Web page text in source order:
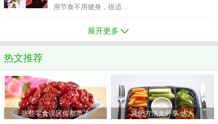
用节食不用健身，很适...
展开更多
热文推荐
这些零食误区你都范了 减肥方法大分享 达人